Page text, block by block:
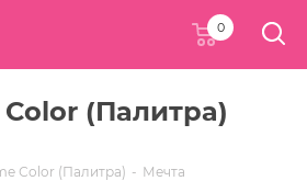
0
(Палитра)
Сolor (Палитра) - Мечта